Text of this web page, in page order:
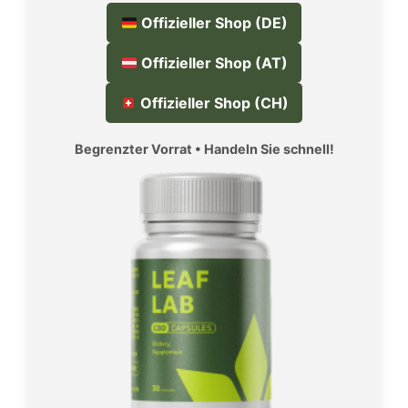
Offizieller Shop (DE)
Offizieller Shop (AT)
Offizieller Shop (CH)
Begrenzter Vorrat • Handeln Sie schnell!